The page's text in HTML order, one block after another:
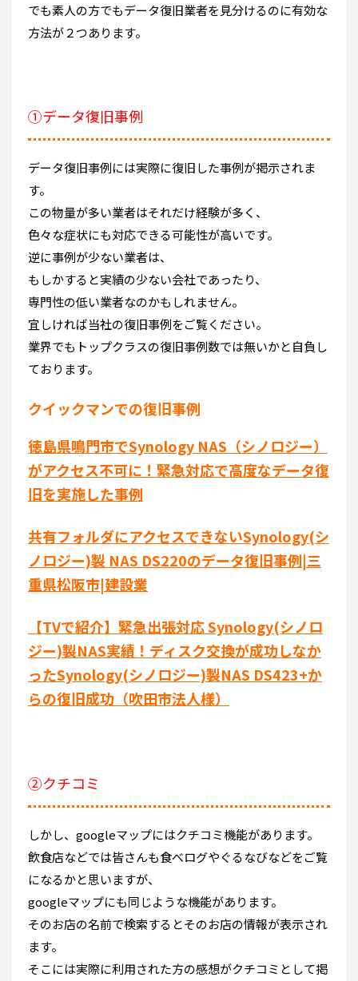
でも素人の方でもデータ復旧業者を見分けるのに有効な
方法が２つあります。
①データ復旧事例
データ復旧事例には実際に復旧した事例が掲示されま
す。
この物量が多い業者はそれだけ経験が多く、
色々な症状にも対応できる可能性が高いです。
逆に事例が少ない業者は、
もしかすると実績の少ない会社であったり、
専門性の低い業者なのかもしれません。
宜しければ当社の復旧事例をご覧ください。
業界でもトップクラスの復旧事例数では無いかと自負し
ております。
クイックマンでの復旧事例
徳島県鳴門市でSynology NAS（シノロジー）
がアクセス不可に！緊急対応で高度なデータ復
旧を実施した事例
共有フォルダにアクセスできないSynology(シ
ノロジー)製 NAS DS220のデータ復旧事例|三
重県松阪市|建設業
【TVで紹介】緊急出張対応 Synology(シノロ
ジー)製NAS実績！ディスク交換が成功しなか
ったSynology(シノロジー)製NAS DS423+か
らの復旧成功（吹田市法人様）
②クチコミ
しかし、googleマップにはクチコミ機能があります。
飲食店などでは皆さんも食べログやぐるなびなどをご覧
になるかと思いますが、
googleマップにも同じような機能があります。
そのお店の名前で検索するとそのお店の情報が表示され
ます。
そこには実際に利用された方の感想がクチコミとして掲